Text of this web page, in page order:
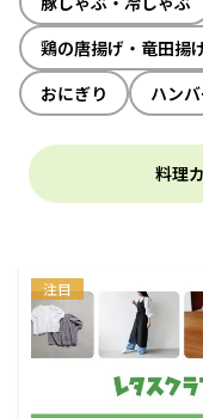
鶏の唐揚げ・竜田揚
おにぎり
ハン
料理
注目